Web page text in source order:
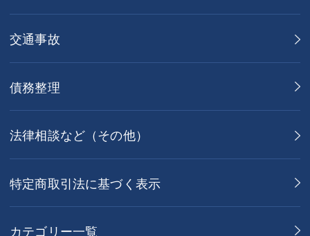
交通事故
債務整理
法律相談など（その他）
特定商取引法に基づく表示
カテゴリー一覧